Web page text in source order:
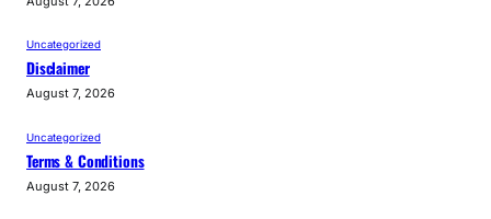
Uncategorized
Disclaimer
August 7, 2026
Uncategorized
Terms & Conditions
August 7, 2026